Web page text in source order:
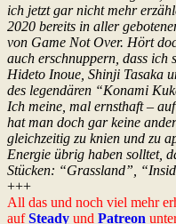
ich jetzt gar nicht mehr
2020 bereits in aller
von Game Not Over. Hört
auch erschnuppern, dass ich
Hideto Inoue, Shinji Tasaka
des legendären “Konami
Ich meine, mal ernsthaft –
hat man doch gar keine
gleichzeitig zu knien und zu
Energie übrig haben solltet,
Stücken: “Grassland”,
+++
All das und noch viel mehr
aufSteady und Patreon